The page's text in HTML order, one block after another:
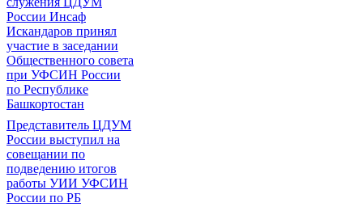
России Инсаф
Искандаров принял
участие в заседании
Общественного совета
при УФСИН России
по Республике
Башкортостан
Представитель ЦДУМ
России выступил на
совещании по
подведению итогов
работы УИИ УФСИН
России по РБ